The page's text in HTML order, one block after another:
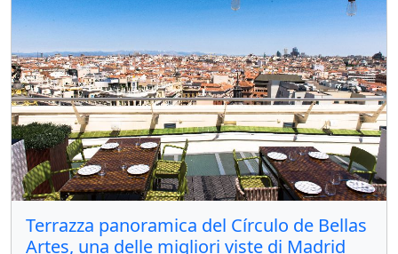
Terrazza panoramica del Círculo de Bellas
Artes, una delle migliori viste di Madrid